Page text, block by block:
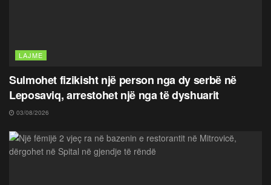
LAJME
Sulmohet fizikisht një person nga dy serbë në
Leposaviq, arrestohet një nga të dyshuarit
03/08/2026